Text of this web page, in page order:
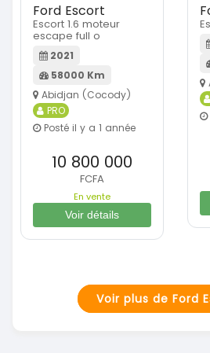
Ford Escort
Escort 1.6 moteur
escape full o
2021
58000 Km
Abidjan (Cocody)
PRO
Posté il y a 1 année
10 800 000
FCFA
En vente
Voir détails
Voir plus de Ford